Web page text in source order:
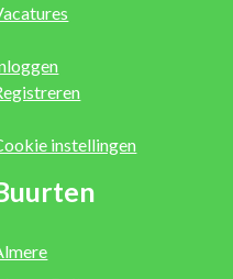
instellingen